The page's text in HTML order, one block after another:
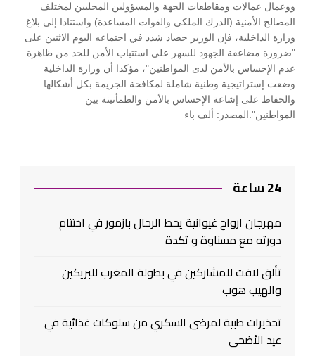
ووعمال عمالات ومقاطعات الجهة والمسؤولين المحليين لمختلف
المصالح الأمنية (الدرك الملكي والقوات المساعدة).واستنادا إلى بلاغ
وزارة الداخلية، فإن الوزير حصاد شدد في اجتماعه اليوم الاثنين على
"ضرورة مضاعفة الجهود للسهر على استتباب الأمن للحد من ظاهرة
عدم الإحساس بالأمن لدى المواطنين"، مؤكدا أن وزارة الداخلية
وضعت إستراتيجية وطنية شاملة لمكافحة الجريمة بكل أشكالها
والحفاظ على إشاعة الإحساس بالأمن والطمأنينة بين
المواطنين".المصدر: ألف باء
24 ساعة
مهرجان ارواح غيوانية يحط الرحال بازمور في اختتام
دورته مع مسناوة و تكدة
تألق لافت للمشاركين في بطولة المغرب للبريكين
والهيب هوب
تحذيرات طبية لمرضى السكري من سلوكات غذائية في
عيد الأضحى